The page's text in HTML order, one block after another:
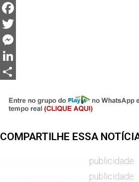
WhatsApp
Facebook
Twitter
Messenger
LinkedIn
COMPARTILHE ESSA
publicidade
publicidade